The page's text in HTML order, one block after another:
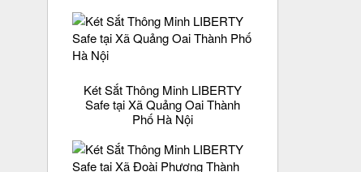
Két Sắt Thông Minh LIBERTY
Safe tại Xã Quảng Oai Thành
Phố Hà Nội